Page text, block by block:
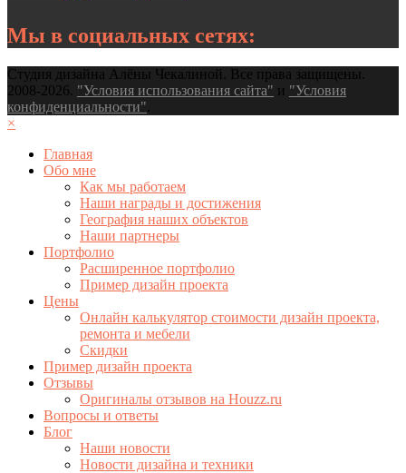
Мы в социальных сетях:
Студия дизайна Алёны Чекалиной. Все права защищены.
2008-2026. "Условия использования сайта" и "Условия
конфиденциальности"
×
Главная
Обо мне
Как мы работаем
Наши награды и достижения
География наших объектов
Наши партнеры
Портфолио
Расширенное портфолио
Пример дизайн проекта
Цены
Онлайн калькулятор стоимости дизайн проекта,
ремонта и мебели
Скидки
Пример дизайн проекта
Отзывы
Оригиналы отзывов на Houzz.ru
Вопросы и ответы
Блог
Наши новости
Новости дизайна и техники